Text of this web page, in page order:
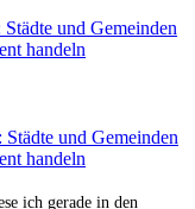
und Gemeinden
handeln
und Gemeinden
handeln
ich gerade in den